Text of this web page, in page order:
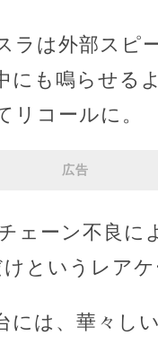
は外部スピ
にも鳴らせる
リコールに。
広告
ェーン不良に
というレアケ
には、華々し